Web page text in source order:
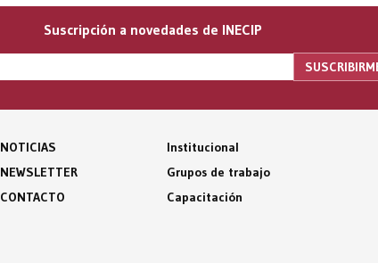
Suscripción a novedades de INECIP
NOTICIAS
NEWSLETTER
CONTACTO
Institucional
Grupos de trabajo
Capacitación